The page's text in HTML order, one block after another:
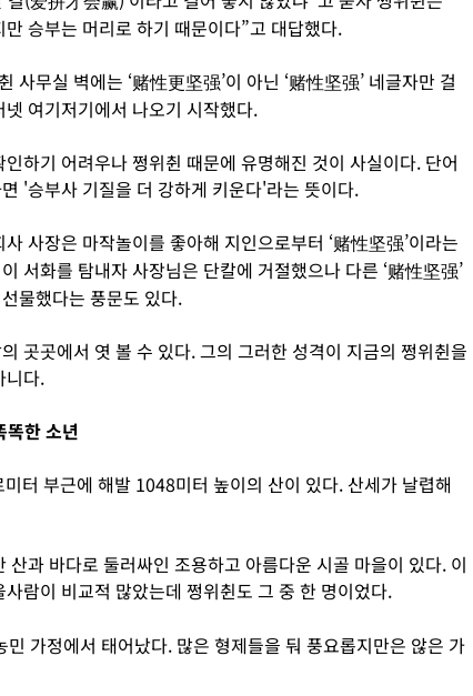
승부는 머리로 하기 때문이다”고 대답했다.
사무실 벽에는 ‘赌性更坚强’이 아닌 ‘赌性坚强’ 네글자만 걸
여기저기에서 나오기 시작했다.
하기 어려우나 쩡위췬 때문에 유명해진 것이 사실이다. 단어
'승부사 기질을 더 강하게 키운다'라는 뜻이다.
사장은 마작놀이를 좋아해 지인으로부터 ‘赌性坚强’이라는
서화를 탐내자 사장님은 단칼에 거절했으나 다른 ‘赌性坚强’
물했다는 풍문도 있다.
곳곳에서 엿 볼 수 있다. 그의 그러한 성격이 지금의 쩡위췬을
니다.
한 소년
터 부근에 해발 1048미터 높이의 산이 있다. 산세가 날렵해
산과 바다로 둘러싸인 조용하고 아름다운 시골 마을이 있다. 이
사람이 비교적 많았는데 쩡위췬도 그 중 한 명이었다.
가정에서 태어났다. 많은 형제들을 둬 풍요롭지만은 않은 가